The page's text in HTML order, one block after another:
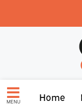
MENU Home